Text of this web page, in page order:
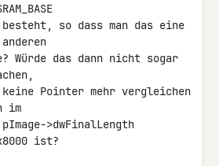
besteht, so dass man das eine
Würde das dann nicht sogar
keine Pointer mehr vergleichen
im
>dwFinalLength
ist?